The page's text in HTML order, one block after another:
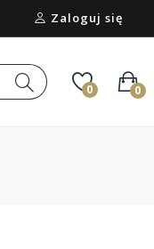
Zaloguj się
0 0